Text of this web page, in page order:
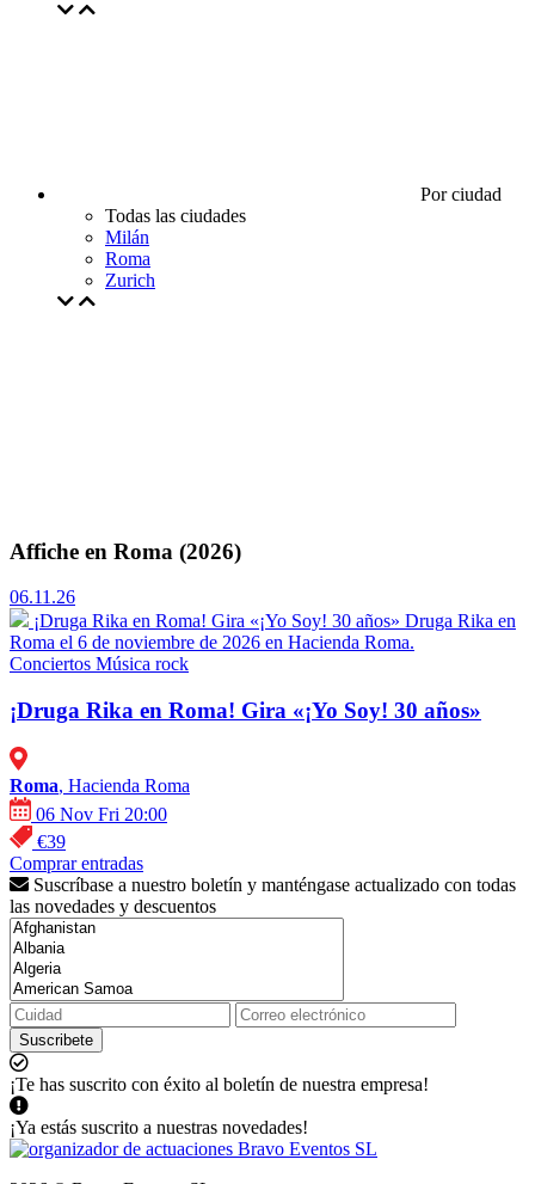
Por ciudad
Todas las ciudades
Milán
Roma
Zurich
Affiche en Roma (2026)
06.11.26
¡Druga Rika en Roma! Gira «¡Yo Soy! 30 años» Druga Rika en
Roma el 6 de noviembre de 2026 en Hacienda Roma.
Conciertos Música rock
¡Druga Rika en Roma! Gira «¡Yo Soy! 30 años»
Roma, Hacienda Roma
06 Nov Fri 20:00
€39
Comprar entradas
Suscríbase a nuestro boletín y manténgase actualizado con todas
las novedades y descuentos
Suscribete
¡Te has suscrito con éxito al boletín de nuestra empresa!
¡Ya estás suscrito a nuestras novedades!